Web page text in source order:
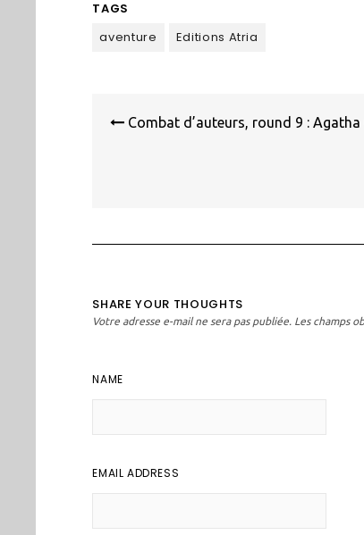
TAGS
aventure
Editions Atria
de
Combat d’auteurs, round 9 :
SHARE YOUR THOUGHTS
Votre adresse e-mail ne sera pas publiée. Les champs
NAME
EMAIL ADDRESS